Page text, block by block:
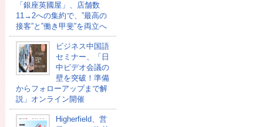
「銀座英國屋」、店舗数
11→2への集約で、”最高の
接客”と”働き甲斐”を両立へ
ビジネス中国語
セミナー、「日
中ビデオ会議の
壁を突破！準備
からフォローアップまで解
説」オンライン開催
Higherfield、営